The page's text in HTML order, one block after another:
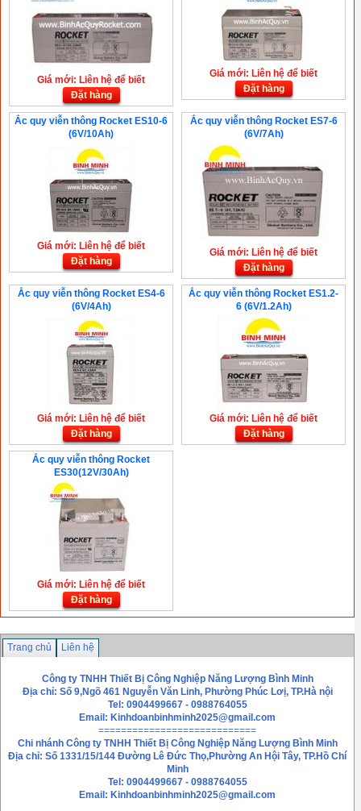
Giá mới: Liên hệ để biết
Đặt hàng
Giá mới: Liên hệ để biết
Đặt hàng
Ắc quy viễn thông Rocket ES10-6
(6V/10Ah)
Giá mới: Liên hệ để biết
Đặt hàng
Ắc quy viễn thông Rocket ES7-6
(6V/7Ah)
Giá mới: Liên hệ để biết
Đặt hàng
Ắc quy viễn thông Rocket ES4-6
(6V/4Ah)
Giá mới: Liên hệ để biết
Đặt hàng
Ắc quy viễn thông Rocket ES1.2-
6 (6V/1.2Ah)
Giá mới: Liên hệ để biết
Đặt hàng
Ắc quy viễn thông Rocket
ES30(12V/30Ah)
Giá mới: Liên hệ để biết
Đặt hàng
Trang chủ Liên hệ
Công ty TNHH Thiết Bị Công Nghiệp Năng Lượng Bình Minh
Địa chỉ: Số 9,Ngõ 461 Nguyễn Văn Linh, Phường Phúc Lơị, TP.Hà nội
Tel: 0904499667 - 0988764055
Email: Kinhdoanbinhminh2025@gmail.com
============================
Chi nhánh Công ty TNHH Thiết Bị Công Nghiệp Năng Lượng Bình Minh
Địa chỉ: Số 1331/15/144 Đường Lê Đức Thọ,Phường An Hội Tây, TP.Hồ Chí
Minh
Tel: 0904499667 - 0988764055
Email: Kinhdoanbinhminh2025@gmail.com